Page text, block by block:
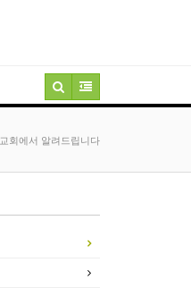
교회에서 알려드립니다